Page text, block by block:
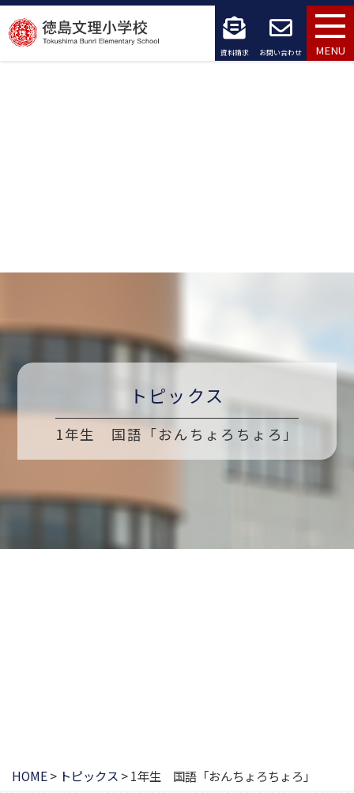
コ
ン
資料請求 お問い合わせ MENU
トピックス
1年生 国語「おんちょろちょろ」
HOME> トピックス >1年生 国語「おんちょろちょろ」